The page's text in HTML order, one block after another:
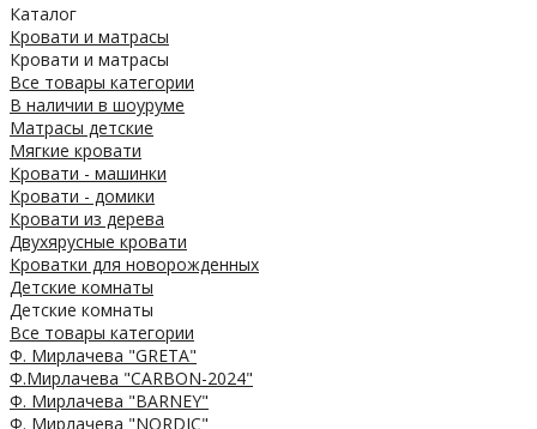
Каталог
Кровати и матрасы
Кровати и матрасы
Все товары категории
В наличии в шоуруме
Матрасы детские
Мягкие кровати
Кровати - машинки
Кровати - домики
Кровати из дерева
Двухярусные кровати
Кроватки для новорожденных
Детские комнаты
Детские комнаты
Все товары категории
Ф. Мирлачева "GRETA"
Ф.Мирлачева "CARBON-2024"
Ф. Мирлачева "BARNEY"
Ф. Мирлачева "NORDIC"